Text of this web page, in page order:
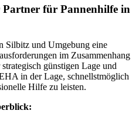
für Pannenhilfe in
Silbitz und Umgebung eine
im Zusammenhang
günstigen Lage und
in der Lage, schnellstmöglich
Hilfe zu leisten.